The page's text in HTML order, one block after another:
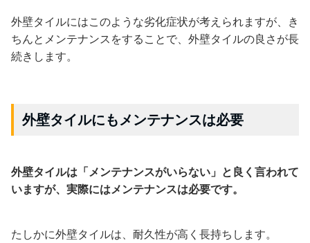
外壁タイルにはこのような劣化症状が考えられますが、き
ちんとメンテナンスをすることで、外壁タイルの良さが長
続きします。
外壁タイルにもメンテナンスは必要
外壁タイルは「メンテナンスがいらない」と良く言われて
いますが、実際にはメンテナンスは必要です。
たしかに外壁タイルは、耐久性が高く長持ちします。